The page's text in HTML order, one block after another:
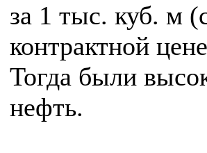
за 1 тыс. куб. м
контрактной
Тогда были
нефть.